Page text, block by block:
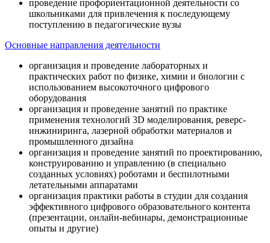
проведение профориентационной деятельности со
школьниками для привлечения к последующему
поступлению в педагогические вузы
Основные направления деятельности
организация и проведение лабораторных и
практических работ по физике, химии и биологии с
использованием высокоточного цифрового
оборудования
организация и проведение занятий по практике
применения технологий 3D моделирования, реверс-
инжиниринга, лазерной обработки материалов и
промышленного дизайна
организация и проведение занятий по проектированию,
конструированию и управлению (в специально
созданных условиях) роботами и беспилотными
летательными аппаратами
организация практики работы в студии для создания
эффективного цифрового образовательного контента
(презентации, онлайн-вебинары, демонстрационные
опыты и другие)